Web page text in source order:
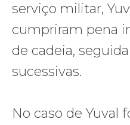
serviço militar,
cumpriram pena
de cadeia,
sucessivas.
No caso de Yuval